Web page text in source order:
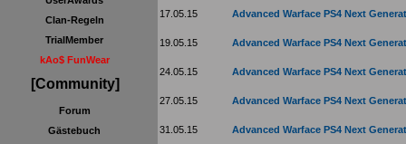
Clan-Regeln
TrialMember
kAo$ FunWear
[Community]
Forum
Gästebuch
17.05.15 Advanced Warface PS4 Next
19.05.15 Advanced Warface PS4 Next
24.05.15 Advanced Warface PS4 Next
27.05.15 Advanced Warface PS4 Next
31.05.15 Advanced Warface PS4 Next